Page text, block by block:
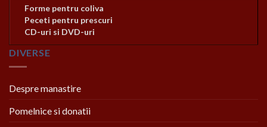
Forme pentru coliva
Peceti pentru prescuri
CD-uri si DVD-uri
DIVERSE
Despre manastire
Pomelnice si donatii